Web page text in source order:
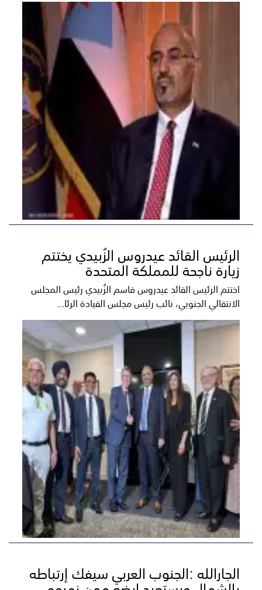
الرئيس القائد عيدروس الزُبيدي يختتم
زيارة ناجحة للمملكة المتحدة
اختتم الرئيس القائد عيدروس قاسم الزُبيدي رئيس المجلس
الانتقالي الجنوبي، نائب رئيس مجلس القيادة الرئا...
الجارالله :الجنوب العربي سيفك إرتباطه